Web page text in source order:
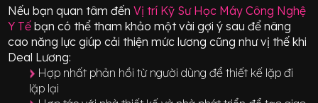
Nếu bạn quan tâm đến Vị trí Kỹ Sư Học Máy Công Nghệ
Y Tế bạn có thể tham khảo một vài gợi ý sau để nâng
cao năng lực giúp cải thiện mức lương cũng như vị thế khi
Deal Lương:
Hợp nhất phản hồi từ người dùng để thiết kế lặp đi
lặp lại